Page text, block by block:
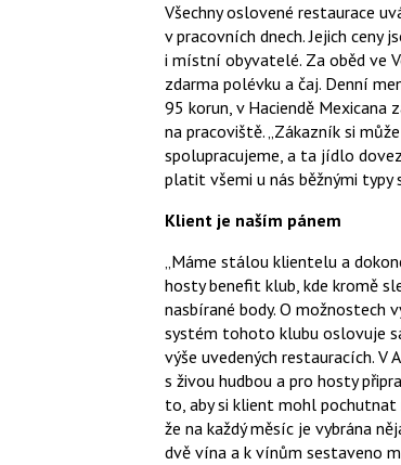
Všechny oslovené restaurace
v pracovních dnech. Jejich
i místní obyvatelé. Za oběd ve
zdarma polévku a čaj. Denní
95 korun, v Haciendě
na pracoviště. „Zákazník si
spolupracujeme, a ta jídlo
platit všemi u nás běžnými typy
Klient je naším pánem
„Máme stálou klientelu a
hosty benefit klub, kde kromě
nasbírané body. O možnostech
systém tohoto klubu oslovuje
výše uvedených restauracích.
s živou hudbou a pro hosty
to, aby si klient mohl
že na každý měsíc je vybrána
dvě vína a k vínům sestaveno